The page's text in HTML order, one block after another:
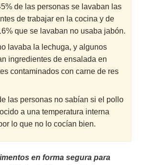
de las personas se lavaban las
de trabajar en la cocina y de
que se lavaban no usaba jabón.
lavaba la lechuga, y algunos
ingredientes de ensalada en
contaminados con carne de res
las personas no sabían si el pollo
a una temperatura interna
lo que no lo cocían bien.
en forma segura para